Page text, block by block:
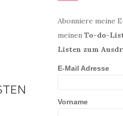
Abonniere meine
meinen To-do-
Listen zum
E-Mail Adresse
Vorname